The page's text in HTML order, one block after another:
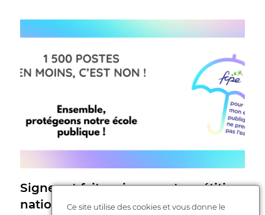
Signez et faites signer notre pétition
nationale !Ce site utilise des cookies et vous donne le